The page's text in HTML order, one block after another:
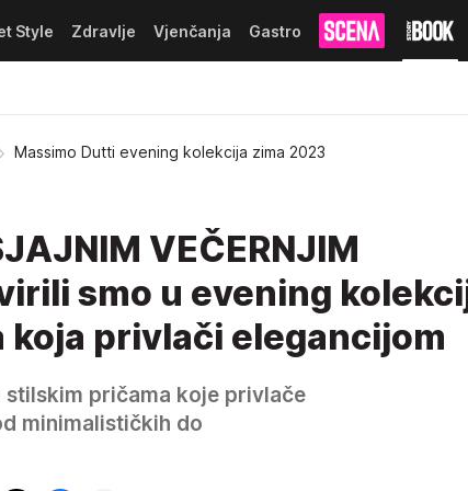
Style Zdravlje Vjenčanja Gastro
Massimo Dutti evening kolekcija zima 2023
VEČERNJIM
smo u evening
koja privlači elegancijom
pričama koje privlače
minimalističkih do